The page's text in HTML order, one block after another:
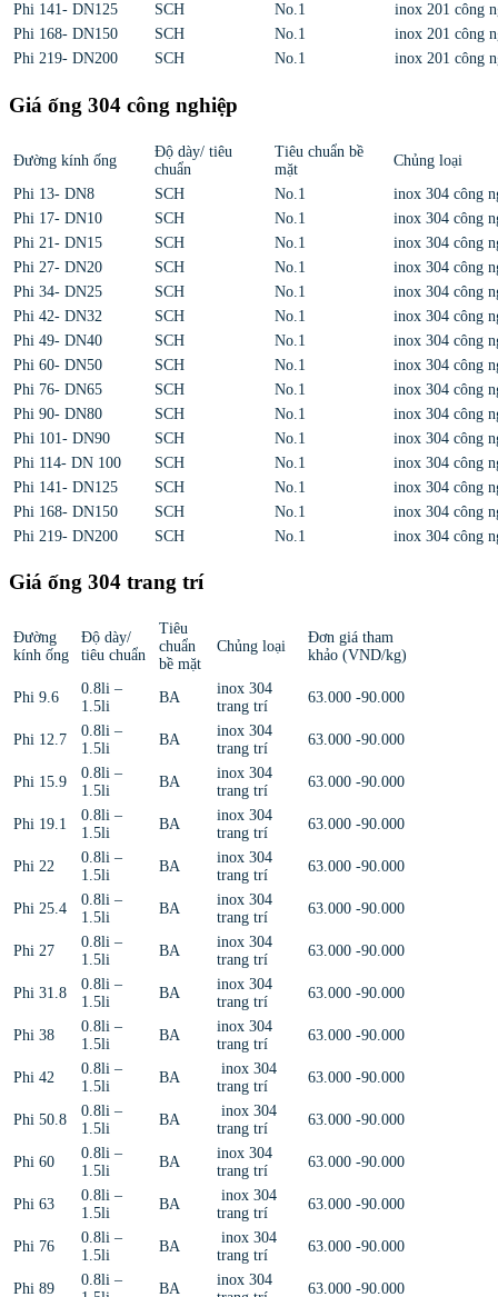
Phi 141- DN125
SCH No.1
inox 201 công
Phi 168- DN150
SCH No.1
inox 201 công
Phi 219- DN200
SCH No.1 inox 201 công
Giá ống 304 công nghiệp
Đường kính ống
Độ dày/ tiêu
chuẩn
Tiêu chuẩn bề
mặt
Chủng loại
Phi 13- DN8
SCH No.1
inox 304 công
Phi 17- DN10
SCH No.1
inox 304 công
Phi 21- DN15
SCH No.1
inox 304 công
Phi 27- DN20
SCH No.1
inox 304 công
Phi 34- DN25
SCH No.1
inox 304 công
Phi 42- DN32
SCH No.1
inox 304 công
Phi 49- DN40
SCH No.1
inox 304 công
Phi 60- DN50
SCH No.1
inox 304 công
Phi 76- DN65
SCH No.1
inox 304 công
Phi 90- DN80
SCH No.1
inox 304 công
Phi 101- DN90
SCH No.1
inox 304 công
Phi 114- DN 100
SCH No.1
inox 304 công
Phi 141- DN125
SCH No.1
inox 304 công
Phi 168- DN150
SCH No.1
inox 304 công
Phi 219- DN200
SCH No.1 inox 304 công
Giá ống 304 trang trí
Đường
kính ống
Độ dày/
tiêu chuẩn
Tiêu
chuẩn
bề mặt
Chủng loại
Đơn giá tham
khảo (VND/kg)
Phi 9.6
0.8li –
1.5li
BA
inox 304
trang trí
63.000 -90.000
Phi 12.7
0.8li –
1.5li
BA
inox 304
trang trí
63.000 -90.000
Phi 15.9
0.8li –
1.5li
BA
inox 304
trang trí
63.000 -90.000
Phi 19.1
0.8li –
1.5li
BA
inox 304
trang trí
63.000 -90.000
Phi 22
0.8li –
1.5li
BA
inox 304
trang trí
63.000 -90.000
Phi 25.4
0.8li –
1.5li
BA
inox 304
trang trí
63.000 -90.000
Phi 27
0.8li –
1.5li
BA
inox 304
trang trí
63.000 -90.000
Phi 31.8
0.8li –
1.5li
BA
inox 304
trang trí
63.000 -90.000
Phi 38
0.8li –
1.5li
BA
inox 304
trang trí
63.000 -90.000
Phi 42
0.8li –
1.5li
BA
inox 304
trang trí
63.000 -90.000
Phi 50.8
0.8li –
1.5li
BA
inox 304
trang trí
63.000 -90.000
Phi 60
0.8li –
1.5li
BA
inox 304
trang trí
63.000 -90.000
Phi 63
0.8li –
1.5li
BA
inox 304
trang trí
63.000 -90.000
Phi 76
0.8li –
1.5li
BA
inox 304
trang trí
63.000 -90.000
Phi 89
0.8li –
BA
inox 304
63.000 -90.000